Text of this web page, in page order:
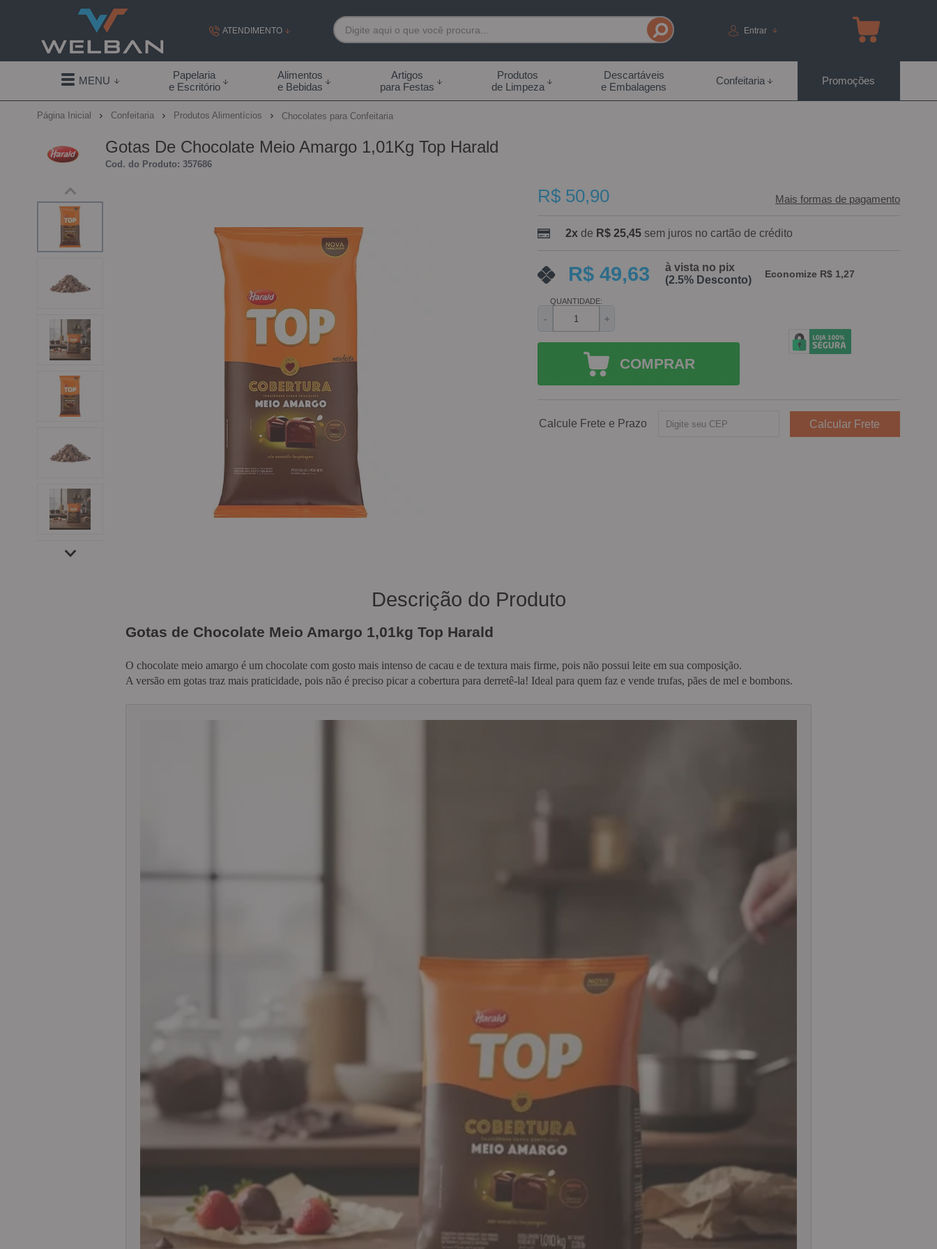
ATENDIMENTO
(19) 99855-7892
(19) 99855-7892
contato@welban.com.br
Segunda à sexta - 08:30h às 18:00h Sábados -
09:00h às 14:00h
Entrar
MENU
Papelaria
e Escritório
Alimentos
e Bebidas
Artigos
para Festas
Produtos
de Limpeza
Descartáveis
e Embalagens
Confeitaria Promoções
Página Inicial Confeitaria Produtos Alimentícios Chocolates para Confeitaria
Gotas De Chocolate Meio Amargo 1,01Kg Top Harald
Cod. do Produto: 357686
R$ 50,90 Mais formas de pagamento
2xdeR$ 25,45 sem juros no cartão de crédito
R$ 49,63
à vista no pix
(2.5% Desconto)
Economize R$ 1,27
QUANTIDADE:
- +
COMPRAR
Calcule Frete e Prazo
Descrição do Produto
Gotas de Chocolate Meio Amargo 1,01kg Top Harald
O chocolate meio amargo é um chocolate com gosto mais intenso de cacau e de textura mais firme, pois não possui leite em sua composição.
A versão em gotas traz mais praticidade, pois não é preciso picar a cobertura para derretê-la! Ideal para quem faz e vende trufas, pães de mel e bombons.